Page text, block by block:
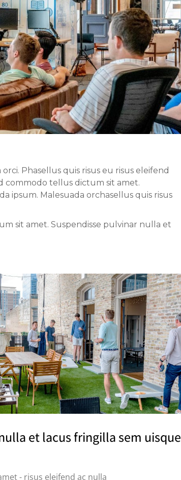
Phasellus quis risus eu risus eleifend
commodo tellus dictum sit amet.
ipsum. Malesuada orchasellus quis risus
sit amet. Suspendisse pulvinar nulla et
et lacus fringilla sem uisque
- risus eleifend ac nulla